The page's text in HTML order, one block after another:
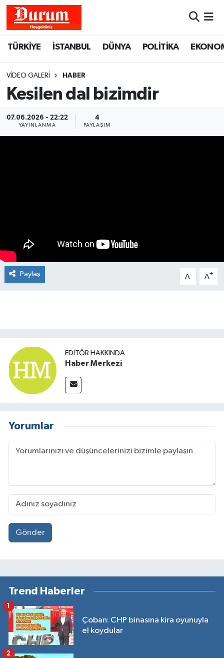
TÜRKİYE İSTANBUL DÜNYA POLİTİKA
VIDEO GALERI HABER
Kesilen dal bizimdir
07.06.2026 - 22:22
YAYINLANMA
4
PAYLAŞIM
Paylaş A- A+
EDITÖR HAKKINDA
Haber Merkezi
Yorumlar
Gönder
Trend Haberler
Çoban: CHP binasına kira oyunuyla
el koydular
1
2
Hava Durumu
Namaz Vakitleri
Trafik Durumu